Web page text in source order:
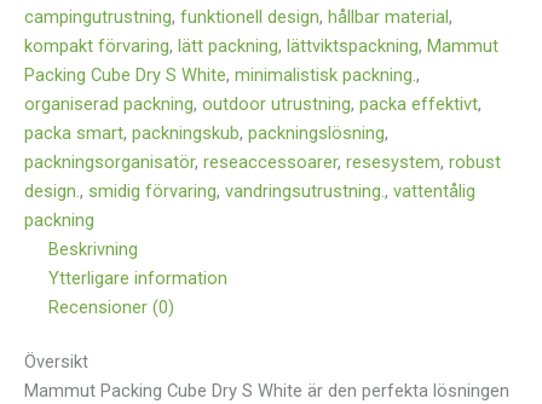
campingutrustning, funktionell design, hållbar material,
kompakt förvaring, lätt packning, lättviktspackning, Mammut
Packing Cube Dry S White, minimalistisk packning.,
organiserad packning, outdoor utrustning, packa effektivt,
packa smart, packningskub, packningslösning,
packningsorganisatör, reseaccessoarer, resesystem, robust
design., smidig förvaring, vandringsutrustning., vattentålig
packning
Beskrivning
Ytterligare information
Recensioner (0)
Översikt
Mammut Packing Cube Dry S White är den perfekta lösningen